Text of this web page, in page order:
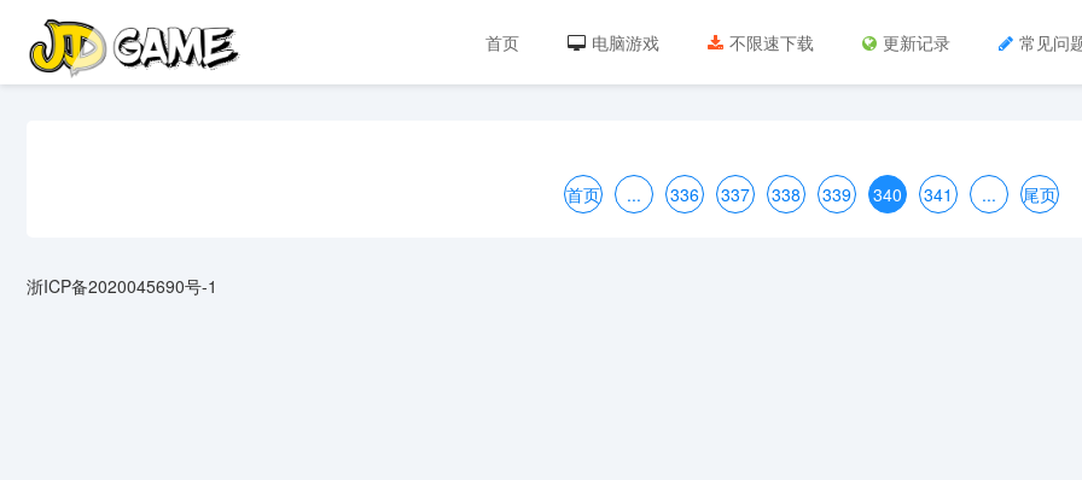
首页 电脑游戏 不限速下载 更新记录 常见问
首页 ... 336 337 338 339 340 341 ... 尾页
浙ICP备2020045690号-1